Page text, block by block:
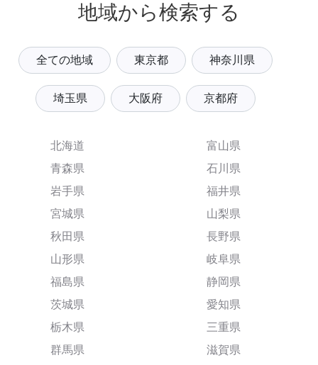
地域から検索する
全ての地域 東京都 神奈川県
埼玉県 大阪府 京都府
北海道
青森県
岩手県
宮城県
秋田県
山形県
福島県
茨城県
栃木県
群馬県
富山県
石川県
福井県
山梨県
長野県
岐阜県
静岡県
愛知県
三重県
滋賀県